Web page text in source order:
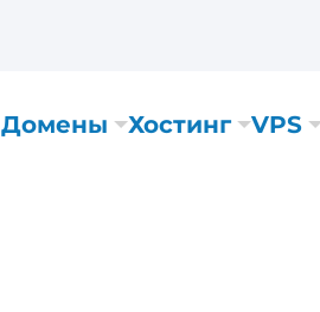
Домены Хостинг VPS